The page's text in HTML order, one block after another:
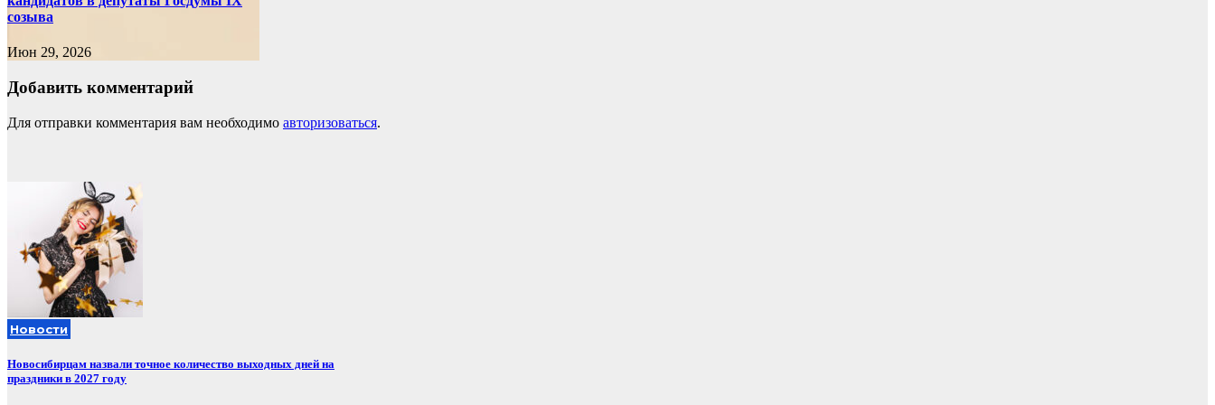
созыва
Июн 29, 2026
Добавить комментарий
Для отправки комментария вам необходимо авторизоваться.
Новости
Новосибирцам назвали точное количество выходных дней на
праздники в 2027 году